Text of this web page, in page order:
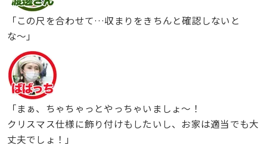
「この尺を合わせて…収まりをきちんと確認しないと
な〜」
「まぁ、ちゃちゃっとやっちゃいましょ〜！
クリスマス仕様に飾り付けもしたいし、お家は適当でも大
丈夫でしょ！」